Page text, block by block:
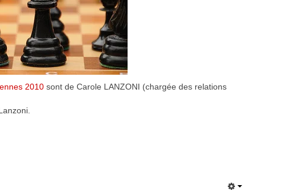
2010 sont de Carole LANZONI (chargée des relations